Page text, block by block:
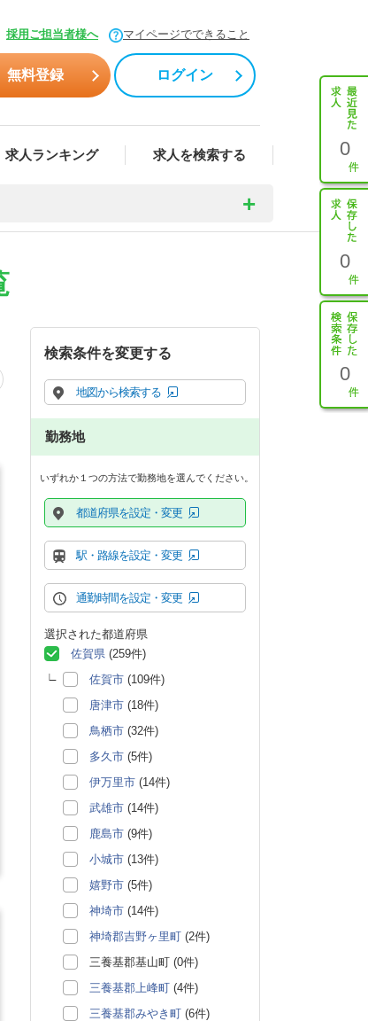
採用ご担当者様へ マイページでできること
無料登録 ログイン
求人ランキング 求人を検索する 0
0
0
検索条件を変更する
地図から検索する
勤務地
いずれか１つの方法で勤務地を選んでください。
都道府県を設定・変更
駅・路線を設定・変更
通勤時間を設定・変更
選択された都道府県
佐賀県 (259件)
佐賀市 (109件)
唐津市 (18件)
鳥栖市 (32件)
多久市 (5件)
伊万里市 (14件)
武雄市 (14件)
鹿島市 (9件)
小城市 (13件)
嬉野市 (5件)
神埼市 (14件)
神埼郡吉野ヶ里町 (2件)
三養基郡基山町 (0件)
三養基郡上峰町 (4件)
三養基郡みやき町 (6件)